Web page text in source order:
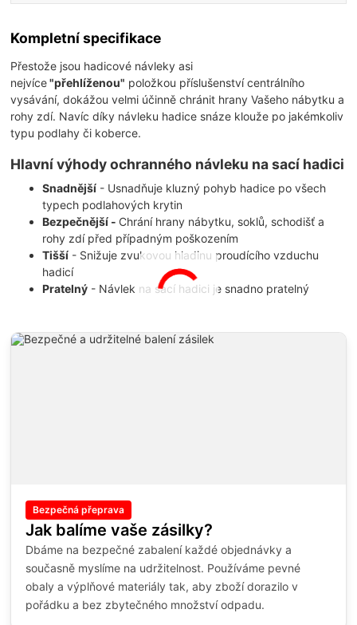
Kompletní specifikace
Přestože jsou hadicové návleky asi
nejvíce"přehlíženou" položkou příslušenství centrálního
vysávání, dokážou velmi účinně chránit hrany Vašeho nábytku a
rohy zdí. Navíc díky návleku hadice snáze klouže po jakémkoliv
typu podlahy či koberce.
Hlavní výhody ochranného návleku na sací hadici
Snadnější - Usnadňuje kluzný pohyb hadice po všech
typech podlahových krytin
Bezpečnější - Chrání hrany nábytku, soklů, schodišť a
rohy zdí před případným poškozením
Tišší - Snižuje zvukovou hladinu proudícího vzduchu
hadicí
Pratelný - Návlek na sací hadici je snadno pratelný
Bezpečná přeprava
Jak balíme vaše zásilky?
Dbáme na bezpečné zabalení každé objednávky a
současně myslíme na udržitelnost. Používáme pevné
obaly a výplňové materiály tak, aby zboží dorazilo v
pořádku a bez zbytečného množství odpadu.